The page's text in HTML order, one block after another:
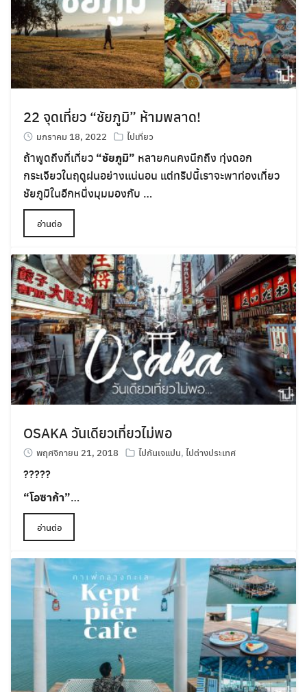
22 จุดเที่ยว “ชัยภูมิ” ห้ามพลาด!
มกราคม 18, 2022 ไปเที่ยว
ถ้าพูดถึงที่เที่ยว “ชัยภูมิ” หลายคนคงนึกถึง ทุ่งดอก
กระเจียวในฤดูฝนอย่างแน่นอน แต่ทริปนี้เราจะพาท่องเที่ยว
ชัยภูมิในอีกหนึ่งมุมมองกับ …
อ่านต่อ
OSAKA วันเดียวเที่ยวไม่พอ
พฤศจิกายน 21, 2018 ไปกันเจแปน, ไปต่างประเทศ
?????
“โอซาก้า”…
อ่านต่อ